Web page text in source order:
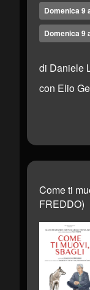
Domenica 9
Domenica 9
di Daniele
con Elio
Come ti
FREDDO)